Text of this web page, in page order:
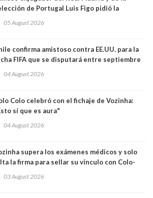
de Portugal Luis Figo pidió la
más bajo y cobarde que he
05 August 2026
confirma amistoso contra EE.UU. para la
FIFA que se disputará entre septiembre
04 August 2026
Colo celebró con el fichaje de Vozinha:
sí que es aura"
04 August 2026
supera los exámenes médicos y solo
la firma para sellar su vínculo con Colo-
03 August 2026